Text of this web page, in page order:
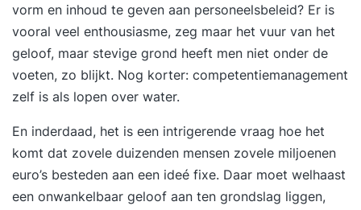
vorm en inhoud te geven aan personeelsbeleid? Er is
vooral veel enthousiasme, zeg maar het vuur van het
geloof, maar stevige grond heeft men niet onder de
voeten, zo blijkt. Nog korter: competentiemanagement
zelf is als lopen over water.
En inderdaad, het is een intrigerende vraag hoe het
komt dat zovele duizenden mensen zovele miljoenen
euro’s besteden aan een ideé fixe. Daar moet welhaast
een onwankelbaar geloof aan ten grondslag liggen,